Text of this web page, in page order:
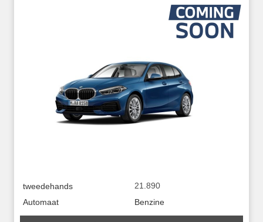
tweedehands
21.890
Automaat
Benzine